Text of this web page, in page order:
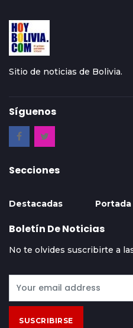
Sitio de noticias de Bolivia.
Síguenos
Secciones
Destacadas Portada
Boletín De Noticias
No te olvides suscribirte a
SUSCRIBIRSE